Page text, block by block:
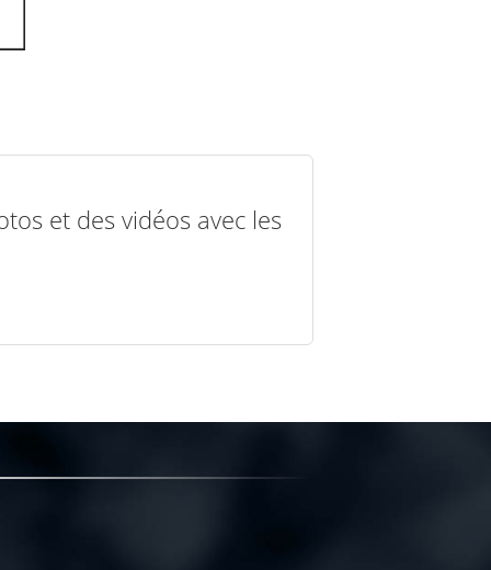
et des vidéos avec les